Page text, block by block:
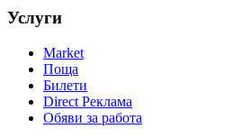
Услуги
Market
Поща
Билети
Direct Реклама
Обяви за работа